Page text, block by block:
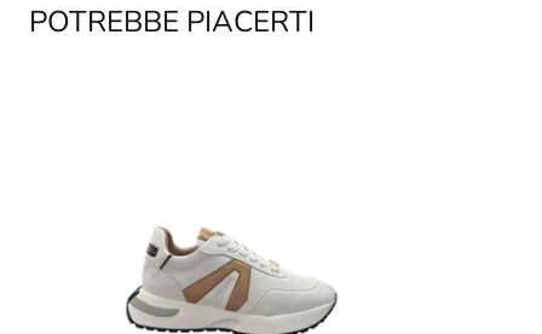
POTREBBE PIACERTI